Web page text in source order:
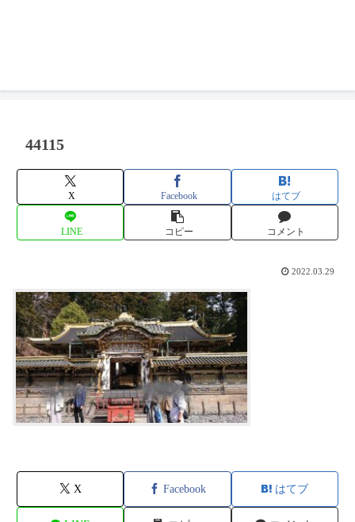
44115
X Facebook はてブ
LINE コピー コメント
2022.03.29
X Facebook はてブ